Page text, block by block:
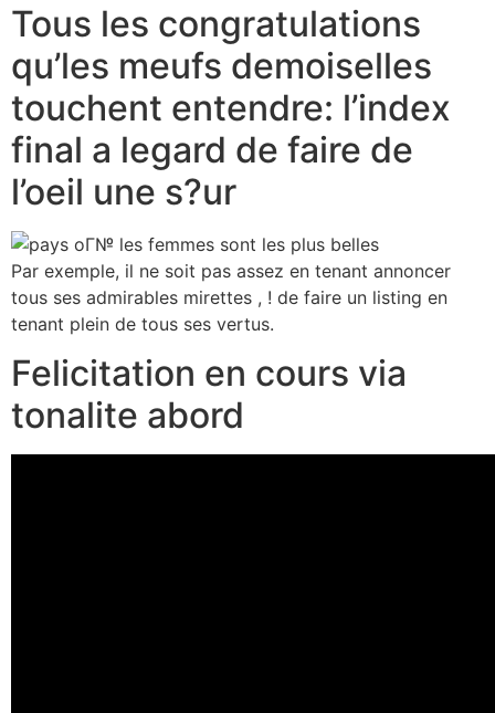
Tous les congratulations
qu’les meufs demoiselles
touchent entendre: l’index
final a legard de faire de
l’oeil une s?ur
Par exemple, il ne soit pas assez en tenant annoncer
tous ses admirables mirettes , ! de faire un listing en
tenant plein de tous ses vertus.
Felicitation en cours via
tonalite abord